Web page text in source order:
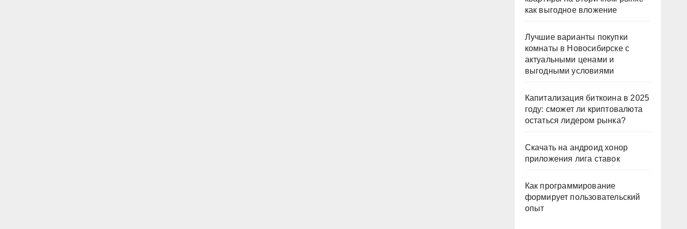
как выгодное вложение
Лучшие варианты покупки
комнаты в Новосибирске с
актуальными ценами и
выгодными условиями
Капитализация биткоина в 2025
году: сможет ли криптовалюта
остаться лидером рынка?
Скачать на андроид хонор
приложения лига ставок
Как программирование
формирует пользовательский
опыт